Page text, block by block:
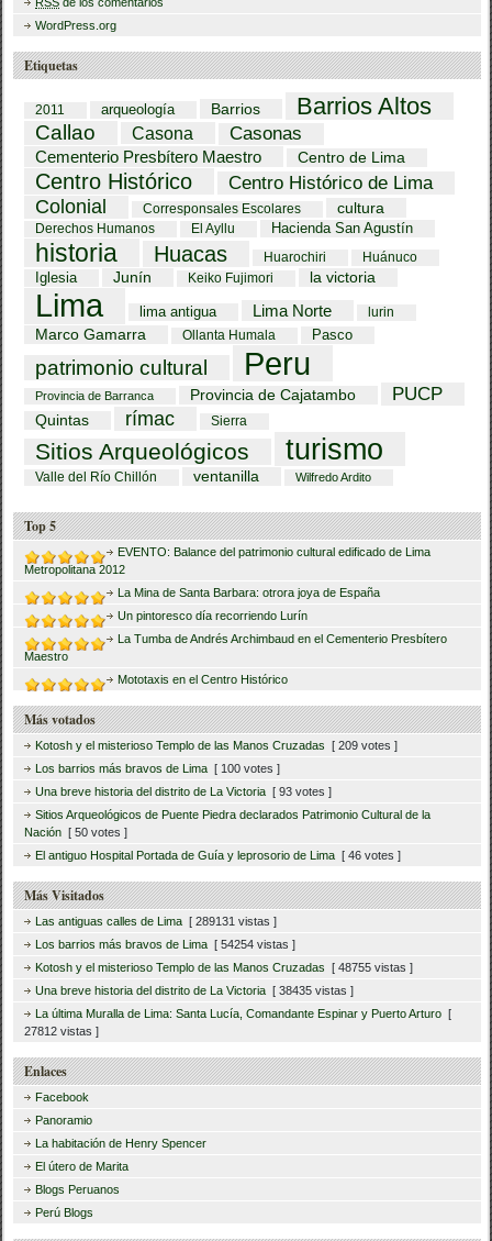
WordPress.org
Etiquetas
2011 arqueología Barrios Barrios Altos
Callao Casona Casonas
Cementerio Presbítero Maestro Centro de Lima
Centro Histórico
Centro Histórico de Lima
Colonial
Corresponsales Escolares cultura
Derechos Humanos El Ayllu Hacienda San Agustín
historia Huacas Huarochiri Huánuco
Iglesia Junín Keiko Fujimori la victoria
Lima lima antigua Lima Norte lurin
Marco Gamarra Ollanta Humala Pasco
patrimonio cultural Peru
Provincia de Barranca Provincia de Cajatambo PUCP
Quintas rímac Sierra
Sitios Arqueológicos turismo
Valle del Río Chillón ventanilla Wilfredo Ardito
Top 5
EVENTO: Balance del patrimonio cultural edificado de Lima
Metropolitana 2012
La Mina de Santa Barbara: otrora joya de España
Un pintoresco día recorriendo Lurín
La Tumba de Andrés Archimbaud en el Cementerio Presbítero
Maestro
Mototaxis en el Centro Histórico
Más votados
Kotosh y el misterioso Templo de las Manos Cruzadas [ 209 votes ]
Los barrios más bravos de Lima [ 100 votes ]
Una breve historia del distrito de La Victoria [ 93 votes ]
Sitios Arqueológicos de Puente Piedra declarados Patrimonio Cultural de la
Nación [ 50 votes ]
El antiguo Hospital Portada de Guía y leprosorio de Lima [ 46 votes ]
Más Visitados
Las antiguas calles de Lima [ 289131 vistas ]
Los barrios más bravos de Lima [ 54254 vistas ]
Kotosh y el misterioso Templo de las Manos Cruzadas [ 48755 vistas ]
Una breve historia del distrito de La Victoria [ 38435 vistas ]
La última Muralla de Lima: Santa Lucía, Comandante Espinar y Puerto Arturo [
27812 vistas ]
Enlaces
Facebook
Panoramio
La habitación de Henry Spencer
El útero de Marita
Blogs Peruanos
Perú Blogs